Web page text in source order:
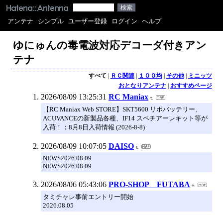
アンテナ シンプル ユーザー登録 ログイン ヘルプ
ゆにゅんの毒電波対応デコーダ付きアン
テナ
すべて | ＲＣ関連| １００均| その他| ミニッツ
おとなりアンテナ| おすすめページ
2026/08/09 13:25:31 RC Maniax
【RC Maniax Web STORE】SKT5600 リポバッテリー、
ACUVANCEの新製品各種、IF14 スペチアーレキット等が
入荷！：8月8日入荷情報 (2026-8-8)
2026/08/09 10:07:05 DAISO
NEWS2026.08.09
NEWS2026.08.09
2026/08/06 05:43:06 PRO-SHOP FUTABA
タミチャレ事前エントリー開始
2026.08.05